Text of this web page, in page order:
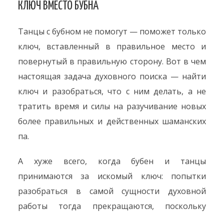
КЛЮЧ ВМЕСТО БУБНА
Танцы с бубном не помогут — поможет только
ключ, вставленный в правильное место и
повернутый в правильную сторону. Вот в чем
настоящая задача духовного поиска — найти
ключ и разобраться, что с ним делать, а не
тратить время и силы на разучивание новых
более правильных и действенных шаманских
па.
А хуже всего, когда бубен и танцы
принимаются за искомый ключ: попытки
разобраться в самой сущности духовной
работы тогда прекращаются, поскольку